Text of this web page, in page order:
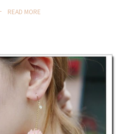
READ MORE